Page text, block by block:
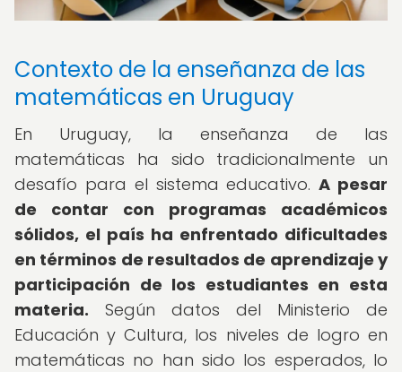
Contexto de la enseñanza de las
matemáticas en Uruguay
En Uruguay, la enseñanza de las
matemáticas ha sido tradicionalmente un
desafío para el sistema educativo.A pesar
de contar con programas académicos
sólidos, el país ha enfrentado dificultades
en términos de resultados de aprendizaje y
participación de los estudiantes en esta
materia. Según datos del Ministerio de
Educación y Cultura, los niveles de logro en
matemáticas no han sido los esperados, lo